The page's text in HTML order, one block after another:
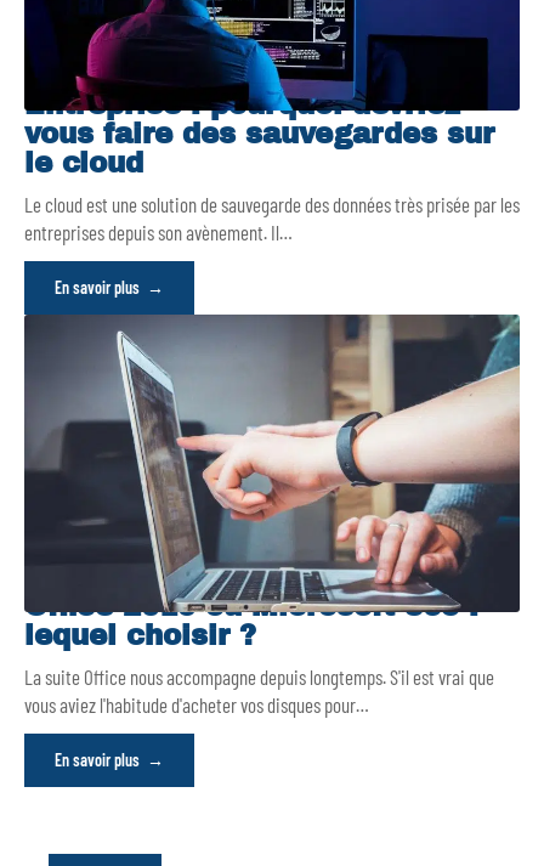
Entreprise : pourquoi devriez-
vous faire des sauvegardes sur
le cloud
Le cloud est une solution de sauvegarde des données très prisée par les
entreprises depuis son avènement. Il…
En savoir plus
Office 2019 ou Microsoft 365 :
lequel choisir ?
La suite Office nous accompagne depuis longtemps. S'il est vrai que
vous aviez l'habitude d'acheter vos disques pour…
En savoir plus